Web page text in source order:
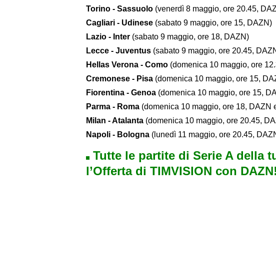
Torino - Sassuolo (venerdì 8 maggio, ore 20.45,
Cagliari - Udinese (sabato 9 maggio, ore 15, DAZN)
Lazio - Inter (sabato 9 maggio, ore 18, DAZN)
Lecce - Juventus (sabato 9 maggio, ore 20.45,
Hellas Verona - Como (domenica 10 maggio, ore
Cremonese - Pisa (domenica 10 maggio, ore 15,
Fiorentina - Genoa (domenica 10 maggio, ore 15,
Parma - Roma (domenica 10 maggio, ore 18, DAZN
Milan - Atalanta (domenica 10 maggio, ore 20.45,
Napoli - Bologna (lunedì 11 maggio, ore 20.45,
Tutte le partite di Serie A della
l’Offerta di TIMVISION con DAZN!